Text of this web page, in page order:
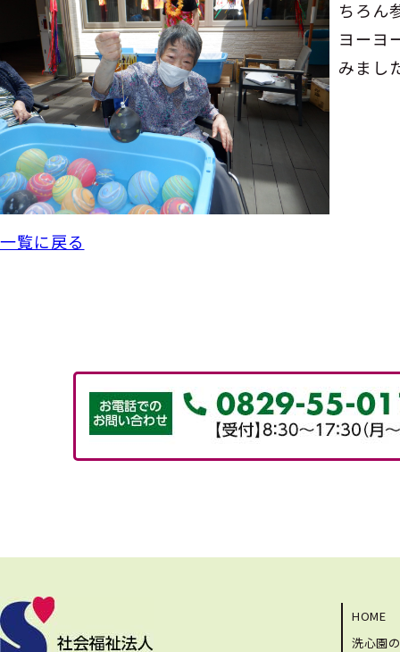
ちろん
ヨーヨ
みまし
一覧に戻る
HOME
洗心園